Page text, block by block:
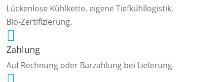
Lückenlose Kühlkette, eigene Tiefkühllogistik,
Bio‑Zertifizierung.

Zahlung
Auf Rechnung oder Barzahlung bei Lieferung